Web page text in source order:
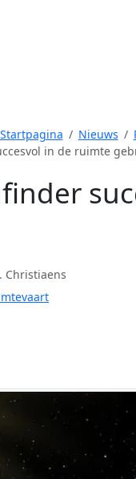
Startpagina Nieuws
in de ruimte
Christiaens